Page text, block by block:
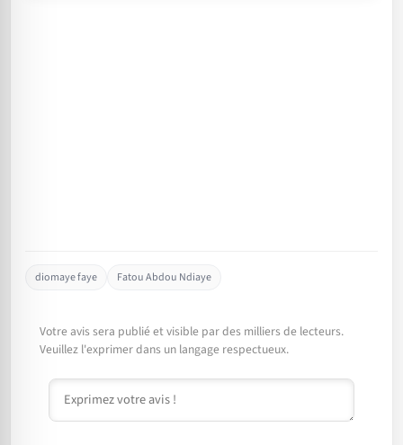
diomaye faye Fatou Abdou Ndiaye
Votre avis sera publié et visible par des milliers de lecteurs.
Veuillez l'exprimer dans un langage respectueux.
Commentaire